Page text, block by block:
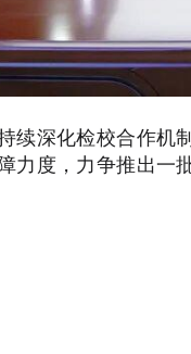
续深化检校合作机
力度，力争推出一